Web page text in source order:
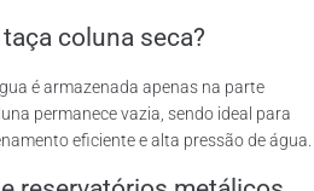
coluna seca?
é armazenada apenas na parte
permanece vazia, sendo ideal para
eficiente e alta pressão de água.